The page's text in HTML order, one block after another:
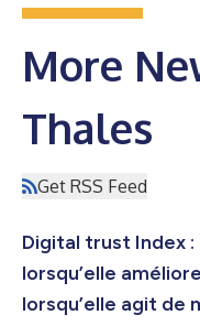
More
Thales
Get RSS Feed
Digital trust Index :
lorsqu’elle
lorsqu’elle agit de